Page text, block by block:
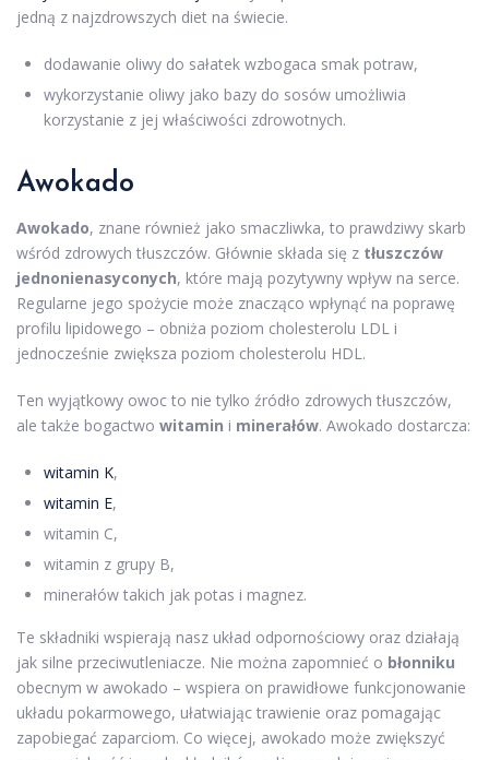
jedną z najzdrowszych diet na świecie.
dodawanie oliwy do sałatek wzbogaca smak potraw,
wykorzystanie oliwy jako bazy do sosów umożliwia
korzystanie z jej właściwości zdrowotnych.
Awokado
Awokado, znane również jako smaczliwka, to prawdziwy skarb
wśród zdrowych tłuszczów. Głównie składa się z tłuszczów
jednonienasyconych, które mają pozytywny wpływ na serce.
Regularne jego spożycie może znacząco wpłynąć na poprawę
profilu lipidowego – obniża poziom cholesterolu LDL i
jednocześnie zwiększa poziom cholesterolu HDL.
Ten wyjątkowy owoc to nie tylko źródło zdrowych tłuszczów,
ale także bogactwo witamin i minerałów. Awokado dostarcza:
witamin K,
witamin E,
witamin C,
witamin z grupy B,
minerałów takich jak potas i magnez.
Te składniki wspierają nasz układ odpornościowy oraz działają
jak silne przeciwutleniacze. Nie można zapomnieć o błonniku
obecnym w awokado – wspiera on prawidłowe funkcjonowanie
układu pokarmowego, ułatwiając trawienie oraz pomagając
zapobiegać zaparciom. Co więcej, awokado może zwiększyć